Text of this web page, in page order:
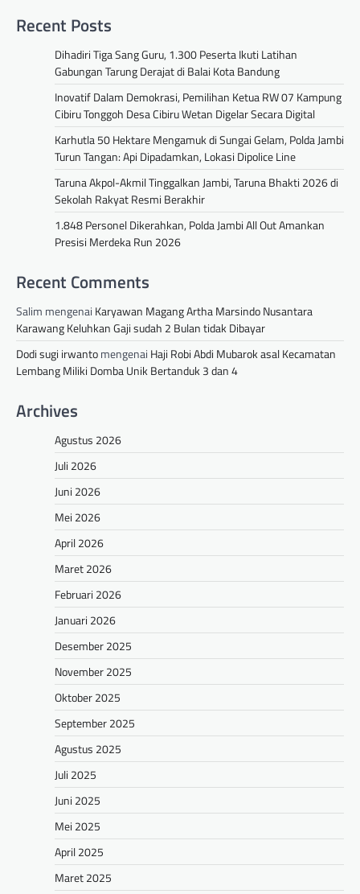
Recent Posts
Dihadiri Tiga Sang Guru, 1.300 Peserta Ikuti Latihan
Gabungan Tarung Derajat di Balai Kota Bandung
Inovatif Dalam Demokrasi, Pemilihan Ketua RW 07 Kampung
Cibiru Tonggoh Desa Cibiru Wetan Digelar Secara Digital
Karhutla 50 Hektare Mengamuk di Sungai Gelam, Polda Jambi
Turun Tangan: Api Dipadamkan, Lokasi Dipolice Line
Taruna Akpol-Akmil Tinggalkan Jambi, Taruna Bhakti 2026 di
Sekolah Rakyat Resmi Berakhir
1.848 Personel Dikerahkan, Polda Jambi All Out Amankan
Presisi Merdeka Run 2026
Recent Comments
Salim mengenai Karyawan Magang Artha Marsindo Nusantara
Karawang Keluhkan Gaji sudah 2 Bulan tidak Dibayar
Dodi sugi irwantomengenai Haji Robi Abdi Mubarok asal Kecamatan
Lembang Miliki Domba Unik Bertanduk 3 dan 4
Archives
Agustus 2026
Juli 2026
Juni 2026
Mei 2026
April 2026
Maret 2026
Februari 2026
Januari 2026
Desember 2025
November 2025
Oktober 2025
September 2025
Agustus 2025
Juli 2025
Juni 2025
Mei 2025
April 2025
Maret 2025